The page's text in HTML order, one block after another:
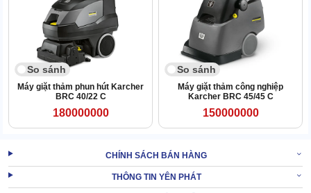
1.4 Thiết kế tiện dụng, cơ động
So sánh
Máy giặt thảm phun hút Karcher
BRC 40/22 C
180000000
So sánh
Máy giặt thảm công nghiệp
Karcher BRC 45/45 C
150000000
CHÍNH SÁCH BÁN HÀNG
THÔNG TIN YÊN PHÁT